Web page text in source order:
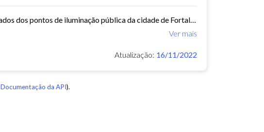
Este conjunto de dados contém os dados georreferenciados dos pontos de iluminação pública da cidade de Fortaleza.
Ver mais
Atualização: 16/11/2022
Documentação da API).